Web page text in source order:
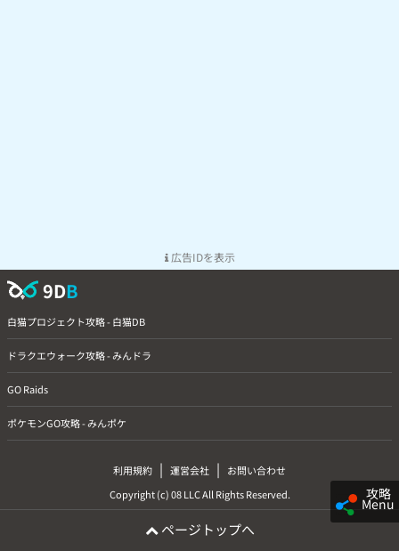
攻略
Menu
広告IDを表示
9DB
白猫プロジェクト攻略 - 白猫DB
ドラクエウォーク攻略 - みんドラ
GO Raids
ポケモンGO攻略 - みんポケ
利用規約 | 運営会社 |
お問い合わせ
Copyright (c) 08 LLC All Rights Reserved.
ページトップへ